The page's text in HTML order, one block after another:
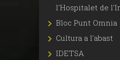
l'Hospitalet de
Bloc Punt Omnia
Cultura a l'abast
IDETSA